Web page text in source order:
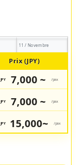
11 / Novembre
Prix (JPY)
JPY 7,000 ~ /pax
JPY 7,000 ~ /pax
JPY 15,000~ /pax